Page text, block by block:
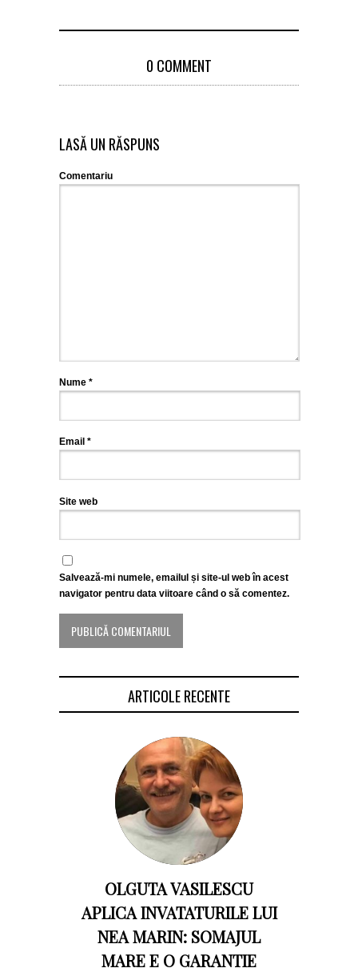
0 COMMENT
LASĂ UN RĂSPUNS
Comentariu
Nume *
Email *
Site web
Salvează-mi numele, emailul și site-ul web în acest
navigator pentru data viitoare când o să comentez.
ARTICOLE RECENTE
OLGUTA VASILESCU
APLICA INVATATURILE LUI
NEA MARIN: SOMAJUL
MARE E O GARANTIE